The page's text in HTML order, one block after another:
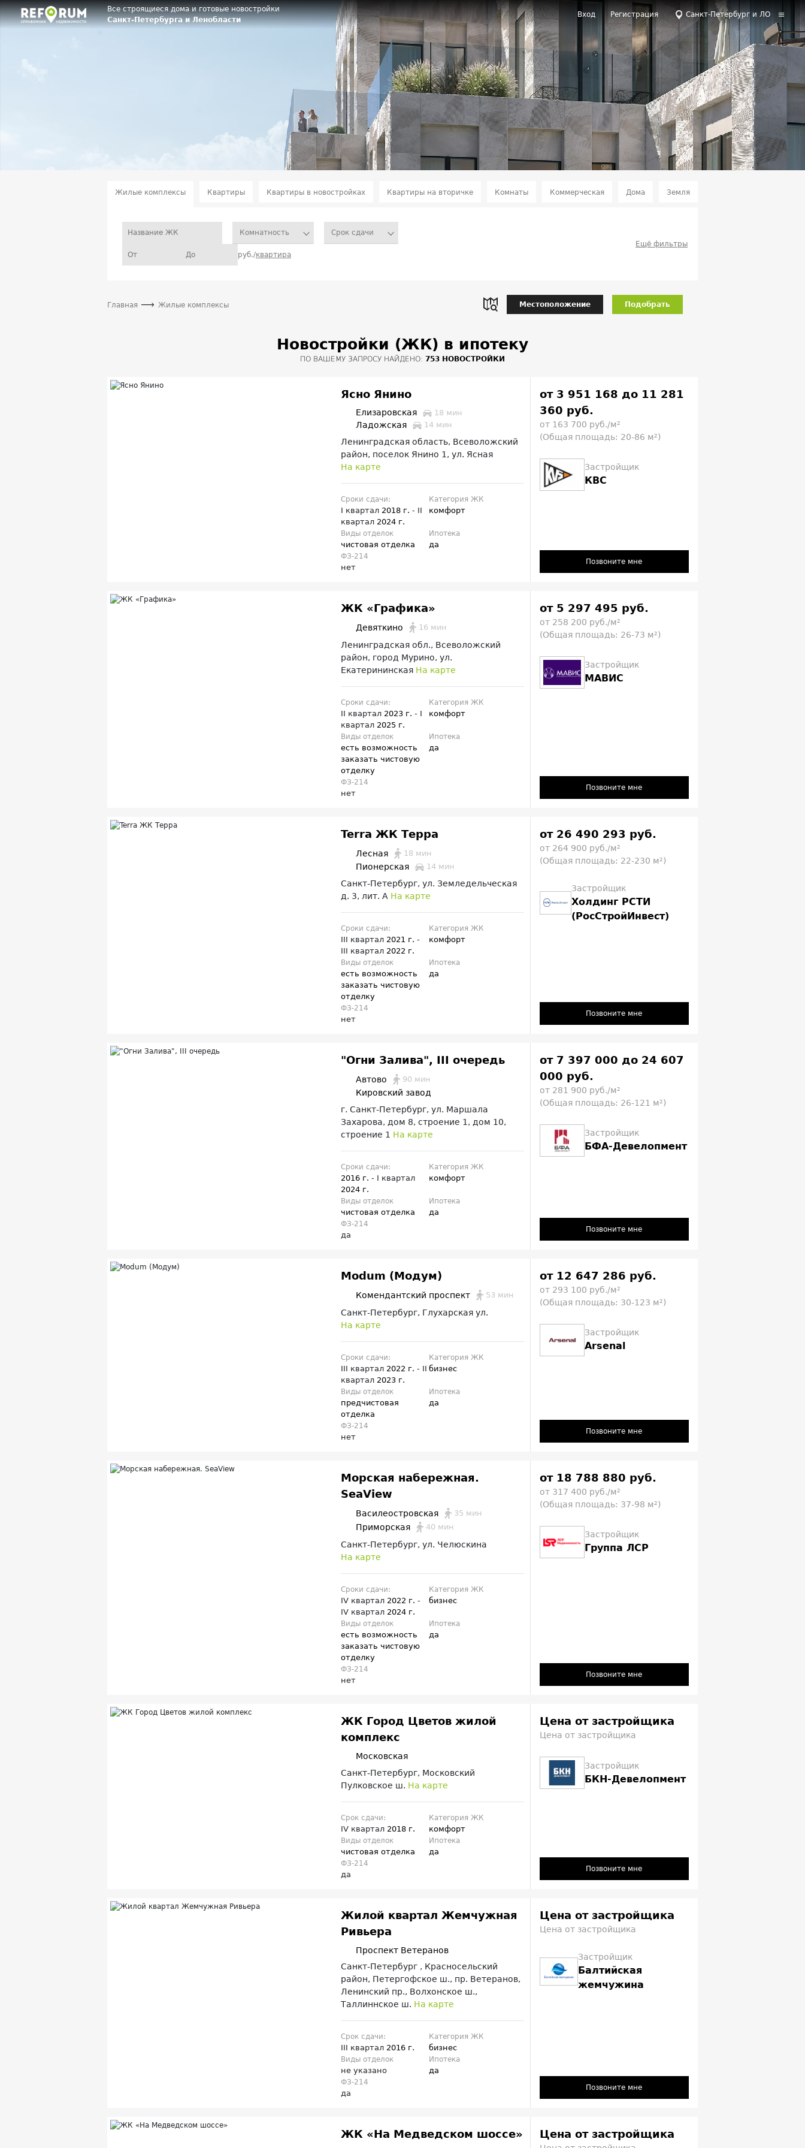
Все строящиеся дома и готовые новостройки
Санкт-Петербурга и Ленобласти
Вход Регистрация Санкт-Петербург и ЛО
Жилые комплексы Квартиры Квартиры в новостройках Квартиры на вторичке Комнаты Коммерческая Дома Земля
Комнатность Срок сдачи
руб./квартира
Ещё фильтры
Местоположение Подобрать
Главная Жилые комплексы
Новостройки (ЖК) в ипотеку
ПО ВАШЕМУ ЗАПРОСУ НАЙДЕНО: 753 НОВОСТРОЙКИ
Ясно Янино
Елизаровская 18 мин
Ладожская 14 мин
Ленинградская область, Всеволожский
район, поселок Янино 1, ул. Ясная
На карте
Сроки сдачи:
I квартал 2018 г.- II
квартал 2024 г.
Категория ЖК
комфорт
Виды отделок
чистовая отделка
Ипотека
да
ФЗ-214
нет
от 3 951 168 до 11 281
360 руб.
от 163 700 руб./м²
(Общая площадь: 20-86 м²)
Застройщик
КВС
Позвоните мне
ЖК «Графика»
Девяткино 16 мин
Ленинградская обл., Всеволожский
район, город Мурино, ул.
Екатерининская На карте
Сроки сдачи:
II квартал 2023 г.- I
квартал 2025 г.
Категория ЖК
комфорт
Виды отделок
есть возможность
заказать чистовую
отделку
Ипотека
да
ФЗ-214
нет
от 5 297 495 руб.
от 258 200 руб./м²
(Общая площадь: 26-73 м²)
Застройщик
МАВИС
Позвоните мне
Terra ЖК Терра
Лесная 18 мин
Пионерская 14 мин
Санкт-Петербург, ул. Земледельческая
д. 3, лит. А На карте
Сроки сдачи:
III квартал 2021 г.-
III квартал 2022 г.
Категория ЖК
комфорт
Виды отделок
есть возможность
заказать чистовую
отделку
Ипотека
да
ФЗ-214
нет
от 26 490 293 руб.
от 264 900 руб./м²
(Общая площадь: 22-230 м²)
Застройщик
Холдинг РСТИ
(РосСтройИнвест)
Позвоните мне
"Огни Залива", III очередь
Автово 90 мин
Кировский завод
г. Санкт-Петербург, ул. Маршала
Захарова, дом 8, строение 1, дом 10,
строение 1 На карте
Сроки сдачи:
2016 г.- I квартал
2024 г.
Категория ЖК
комфорт
Виды отделок
чистовая отделка
Ипотека
да
ФЗ-214
да
от 7 397 000 до 24 607
000 руб.
от 281 900 руб./м²
(Общая площадь: 26-121 м²)
Застройщик
БФА-Девелопмент
Позвоните мне
Modum (Модум)
Комендантский проспект 53 мин
Санкт-Петербург, Глухарская ул.
На карте
Сроки сдачи:
III квартал 2022 г.- II
квартал 2023 г.
Категория ЖК
бизнес
Виды отделок
предчистовая
отделка
Ипотека
да
ФЗ-214
нет
от 12 647 286 руб.
от 293 100 руб./м²
(Общая площадь: 30-123 м²)
Застройщик
Arsenal
Позвоните мне
Морская набережная.
SeaView
Василеостровская 35 мин
Приморская 40 мин
Санкт-Петербург, ул. Челюскина
На карте
Сроки сдачи:
IV квартал 2022 г.-
IV квартал 2024 г.
Категория ЖК
бизнес
Виды отделок
есть возможность
заказать чистовую
отделку
Ипотека
да
ФЗ-214
нет
от 18 788 880 руб.
от 317 400 руб./м²
(Общая площадь: 37-98 м²)
Застройщик
Группа ЛСР
Позвоните мне
ЖК Город Цветов жилой
комплекс
Московская
Санкт-Петербург, Московский
Пулковское ш. На карте
Срок сдачи:
IV квартал 2018 г.
Категория ЖК
комфорт
Виды отделок
чистовая отделка
Ипотека
да
ФЗ-214
да
Цена от застройщика
Цена от застройщика
Застройщик
БКН-Девелопмент
Позвоните мне
Жилой квартал Жемчужная
Ривьера
Проспект Ветеранов
Санкт-Петербург , Красносельский
район, Петергофское ш., пр. Ветеранов,
Ленинский пр., Волхонское ш.,
Таллиннское ш. На карте
Срок сдачи:
III квартал 2016 г.
Категория ЖК
бизнес
Виды отделок
не указано
Ипотека
да
ФЗ-214
да
Цена от застройщика
Цена от застройщика
Застройщик
Балтийская
жемчужина
Позвоните мне
ЖК «На Медведском шоссе» Цена от застройщика